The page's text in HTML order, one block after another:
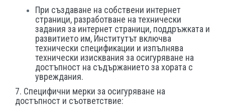
При създаване на собствени интернет
страници, разработване на технически
задания за интернет страници, поддръжката и
развитието им, Институтът включва
технически спецификации и изпълнява
технически изисквания за осигуряване на
достъпност на съдържанието за хората с
увреждания.
7. Специфични мерки за осигуряване на
достъпност и съответствие: